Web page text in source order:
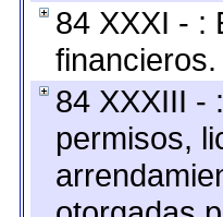
84 XXXI - :
financieros.
84 XXXIII -
permisos,